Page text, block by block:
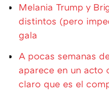
Melania Trump y
distintos (pero
gala
A pocas semanas
aparece en un acto
claro que es el